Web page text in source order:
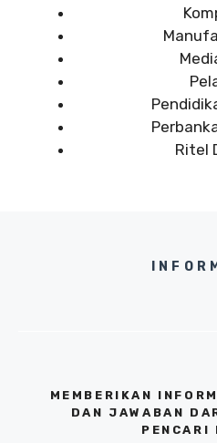
Ritel
MEMBERIKAN
DAN JAWABAN
PENCARI